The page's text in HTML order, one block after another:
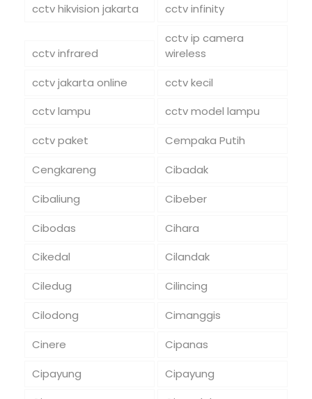
cctv hikvision jakarta
cctv infinity
cctv infrared
cctv ip camera
wireless
cctv jakarta online
cctv kecil
cctv lampu
cctv model lampu
cctv paket
Cempaka Putih
Cengkareng
Cibadak
Cibaliung
Cibeber
Cibodas
Cihara
Cikedal
Cilandak
Ciledug
Cilincing
Cilodong
Cimanggis
Cinere
Cipanas
Cipayung
Cipayung